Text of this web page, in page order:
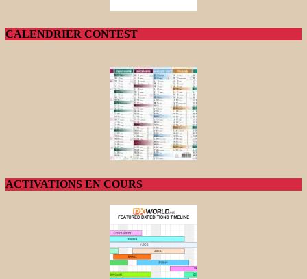
CALENDRIER CONTEST
ACTIVATIONS EN COURS